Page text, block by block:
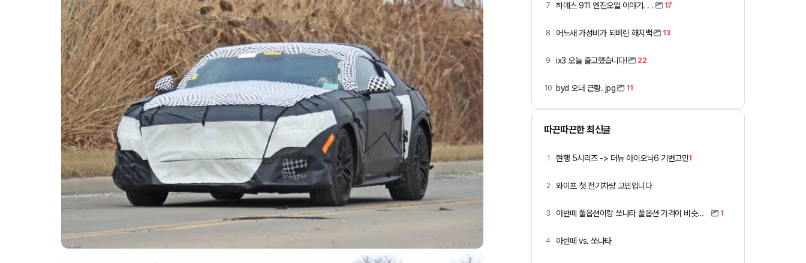
7 하데스 911 엔진오일 이야기. . . 17
8 어느새 가성비가 되버린 해치백 13
9 ix3 오늘 출고했습니다! 22
10 byd 오너 근황. jpg 11
따끈따끈한 최신글
1 현행 5시리즈 -> 더뉴 아이오닉6 기변고민1
2 와이프 첫 전기차량 고민입니다
3 아반떼 풀옵션이랑 쏘나타 풀옵션 가격이 비슷하네요 1
4 아반떼 vs. 쏘나타